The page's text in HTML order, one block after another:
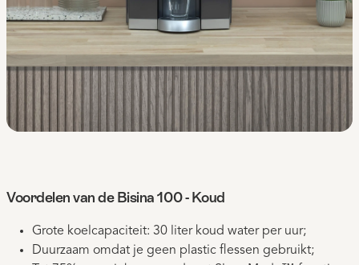
Voordelen van de Bisina 100 - Koud
Grote koelcapaciteit: 30 liter koud water per uur;
Duurzaam omdat je geen plastic flessen gebruikt;